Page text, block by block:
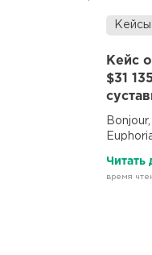
Кейсы
Кейс
$31
решили
Читать
время